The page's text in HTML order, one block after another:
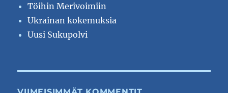
Töihin Merivoimiin
Ukrainan kokemuksia
Uusi Sukupolvi